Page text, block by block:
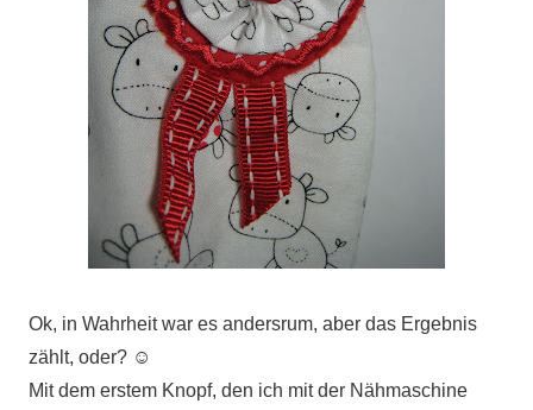
Ok, in Wahrheit war es andersrum, aber das Ergebnis
zählt, oder? ☺
Mit dem erstem Knopf, den ich mit der Nähmaschine